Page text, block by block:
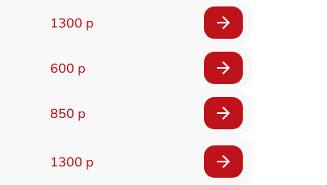
1300 р
600 р
850 р
1300 р